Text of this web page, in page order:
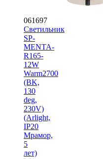
061697
Светильник
SP-
MENTA-
R165-
12W
Warm2700
(BK,
130
deg,
230V)
(Arlight,
IP20
Мрамор,
5
лет)